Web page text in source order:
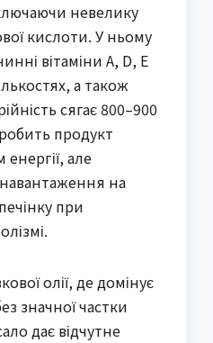
невелику
кислоти. У ньому
вітаміни A, D, E
а також
сягає 800–900
продукт
але
на
при
олії, де домінує
значної частки
дає відчутне